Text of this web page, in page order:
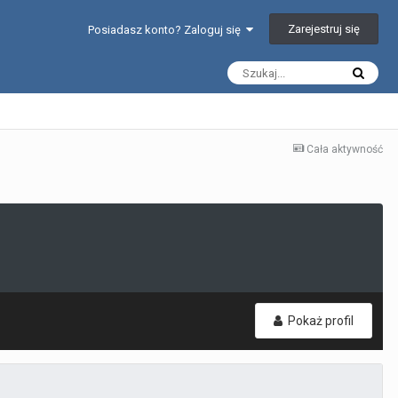
Posiadasz konto? Zaloguj się Zarejestruj się
Cała aktywność
Pokaż profil